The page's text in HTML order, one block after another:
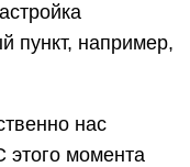
пункт, например,
нас
этого момента